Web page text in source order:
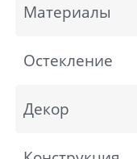
Материалы
Остекление
Декор